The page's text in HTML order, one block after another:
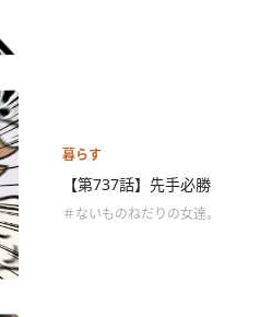
暮らす
【第737話】先手必勝
＃ないものねだりの女達。